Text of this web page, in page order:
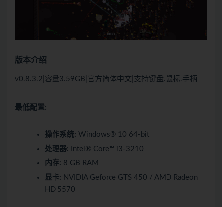
版本介绍
v0.8.3.2|容量3.59GB|官方简体中文|支持键盘.鼠标.手柄
最低配置:
操作系统: Windows® 10 64-bit
处理器: Intel® Core™ i3-3210
内存: 8 GB RAM
显卡: NVIDIA Geforce GTS 450 / AMD Radeon
HD 5570